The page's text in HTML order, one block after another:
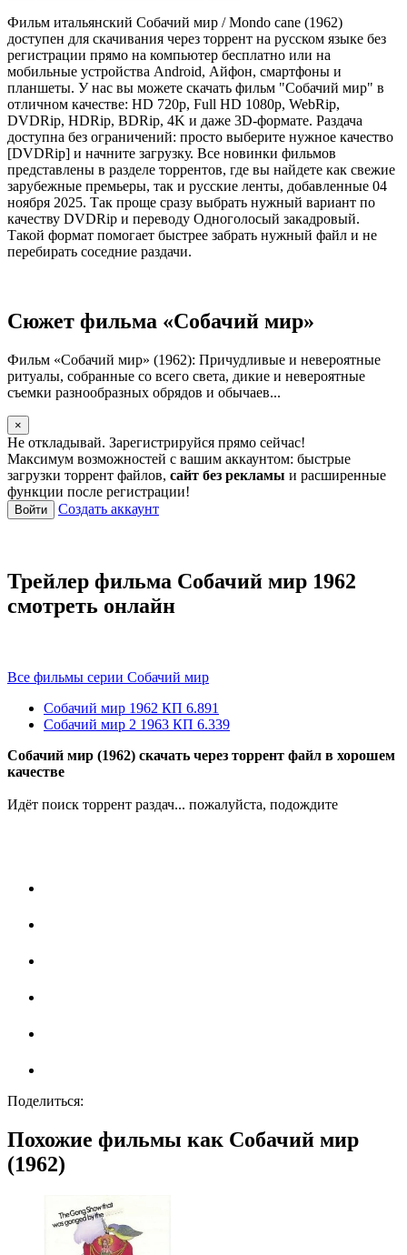
Фильм итальянский Собачий мир / Mondo cane (1962)
доступен для скачивания через торрент на русском языке без
регистрации прямо на компьютер бесплатно или на
мобильные устройства Android, Айфон, смартфоны и
планшеты. У нас вы можете скачать фильм "Собачий мир" в
отличном качестве: HD 720p, Full HD 1080p, WebRip,
DVDRip, HDRip, BDRip, 4K и даже 3D-формате. Раздача
доступна без ограничений: просто выберите нужное качество
[DVDRip] и начните загрузку. Все новинки фильмов
представлены в разделе торрентов, где вы найдете как свежие
зарубежные премьеры, так и русские ленты, добавленные 04
ноября 2025. Так проще сразу выбрать нужный вариант по
качеству DVDRip и переводу Одноголосый закадровый.
Такой формат помогает быстрее забрать нужный файл и не
перебирать соседние раздачи.
Сюжет фильма «Собачий мир»
Фильм «Собачий мир» (1962): Причудливые и невероятные
ритуалы, собранные со всего света, дикие и невероятные
съемки разнообразных обрядов и обычаев...
×
Не откладывай. Зарегистрируйся прямо сейчас!
Максимум возможностей с вашим аккаунтом: быстрые
загрузки торрент файлов, сайт без рекламы и расширенные
функции после регистрации!
Войти Создать аккаунт
Трейлер фильма Собачий мир 1962
смотреть онлайн
Все фильмы серии Собачий мир
Собачий мир 1962 КП 6.891
Собачий мир 2 1963 КП 6.339
Собачий мир (1962) скачать через торрент файл в хорошем
качестве
Идёт поиск торрент раздач... пожалуйста, подождите
Поделиться:
Похожие фильмы как Собачий мир
(1962)